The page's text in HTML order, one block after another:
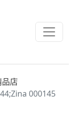
店
000145